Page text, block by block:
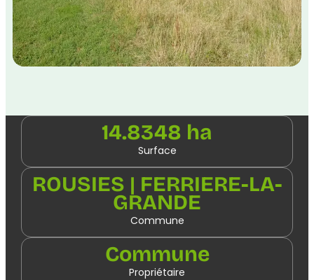
14.8348 ha
Surface
ROUSIES | FERRIERE-LA-
GRANDE
Commune
Commune
Propriétaire